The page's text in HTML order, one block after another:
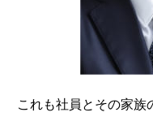
これも社員とその家族